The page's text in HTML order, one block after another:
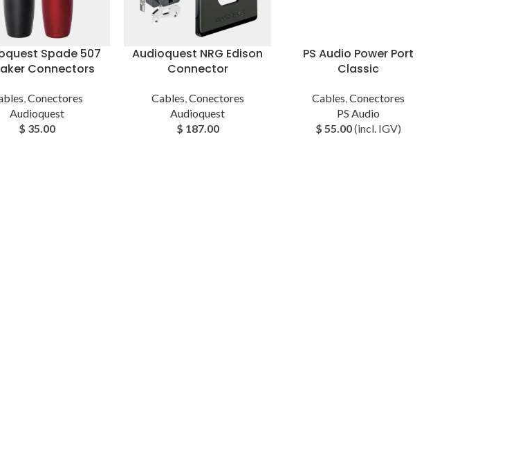
Spade 507
Connectors
,Conectores
Audioquest
$ 35.00
Audioquest NRG Edison
Connector
Cables,Conectores
Audioquest
$ 187.00
PS Audio Power Port
Classic
Cables,Conectores
PS Audio
$ 55.00(incl. IGV)